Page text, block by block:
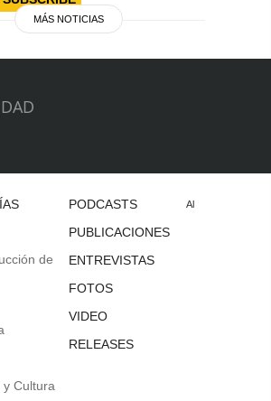
MÁS NOTICIAS
de
y Cultura
PODCASTS
PUBLICACIONES
ENTREVISTAS
FOTOS
VIDEO
RELEASES
Al